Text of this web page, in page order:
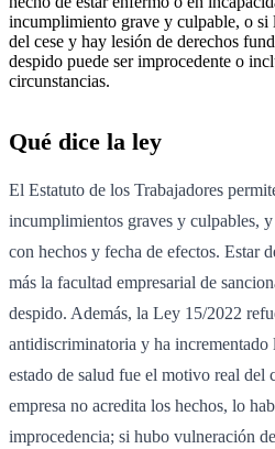
incumplimiento grave y culpable, o si
del cese y hay lesión de derechos
despido puede ser improcedente o
circunstancias.
Qué dice la ley
El Estatuto de los Trabajadores
incumplimientos graves y culpables,
con hechos y fecha de efectos. Estar
más la facultad empresarial de
despido. Además, la Ley 15/2022
antidiscriminatoria y ha incrementado
estado de salud fue el motivo real del
empresa no acredita los hechos, lo
improcedencia; si hubo vulneración